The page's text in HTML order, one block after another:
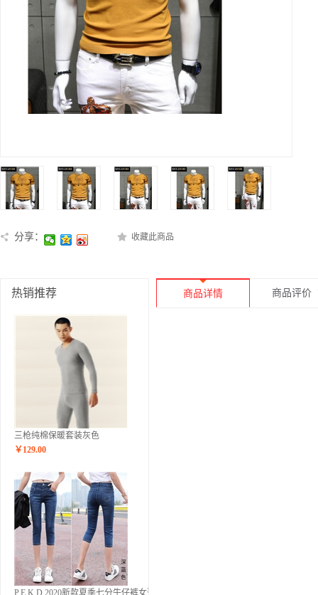
分享： 收藏此商品
热销推荐
三枪纯棉保暖套装灰色
￥ 129.00
P.E.K.D 2020新款夏季七分牛仔裤女薄
商品详情 商品评价